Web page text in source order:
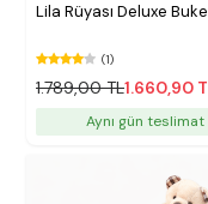
Lila Rüyası Deluxe
(1)
1.789,00 TL1.660,90
Aynı gün teslimat